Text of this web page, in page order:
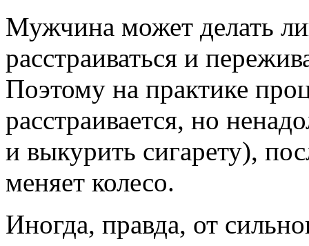
Мужчина может делать
расстраиваться и
Поэтому на практике
расстраивается, но
и выкурить сигарету),
меняет колесо.
Иногда, правда, от